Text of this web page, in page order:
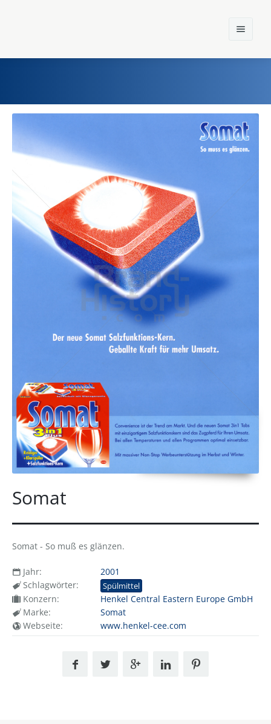
Home
Einst und Heute
Epoche
Somat
Somat - So muß es glänzen.
Jahr:
2001
Schlagwörter:
Spülmittel
Konzern:
Henkel Central Eastern Europe GmbH
Marke:
Somat
Webseite:
www.henkel-cee.com